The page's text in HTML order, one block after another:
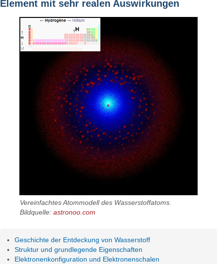
Element mit sehr realen Auswirkungen
Vereinfachtes Atommodell des Wasserstoffatoms.
Bildquelle:astronoo.com
Geschichte der Entdeckung von Wasserstoff
Struktur und grundlegende Eigenschaften
Elektronenkonfiguration und Elektronenschalen